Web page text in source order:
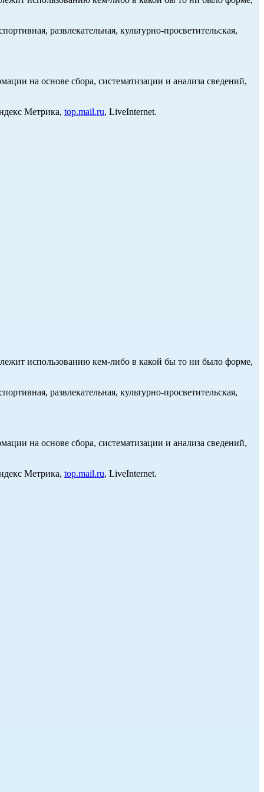
развлекательная, культурно-просветительская,
на основе сбора, систематизации и анализа сведений,
Метрика, top.mail.ru, LiveInternet.
использованию кем-либо в какой бы то ни было форме,
развлекательная, культурно-просветительская,
на основе сбора, систематизации и анализа сведений,
Метрика, top.mail.ru, LiveInternet.